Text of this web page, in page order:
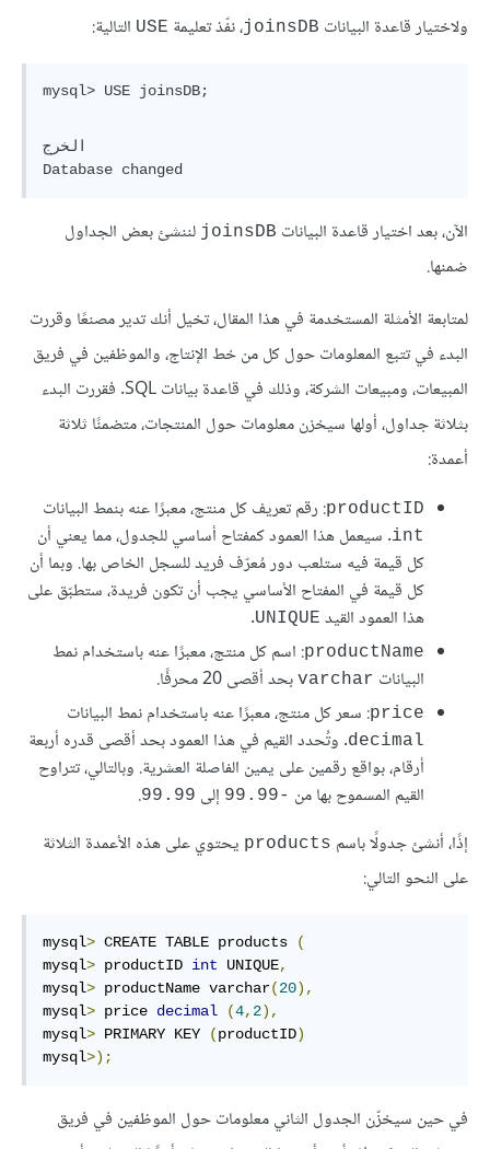
ولاختيار قاعدة البيانات joinsDB، نفّذ تعليمة USE التالية:
الخرج
الآن، بعد اختيار قاعدة البيانات joinsDB لننشئ بعض الجداول
ضمنها.
لمتابعة الأمثلة المستخدمة في هذا المقال، تخيل أنك تدير مصنعًا وقررت
البدء في تتبع المعلومات حول كل من خط الإنتاج، والموظفين في فريق
المبيعات، ومبيعات الشركة، وذلك في قاعدة بيانات SQL. فقررت البدء
بثلاثة جداول، أولها سيخزن معلومات حول المنتجات، متضمنًا ثلاثة
أعمدة:
productID: رقم تعريف كل منتج، معبرًا عنه بنمط البيانات
int. سيعمل هذا العمود كمفتاح أساسي للجدول، مما يعني أن
كل قيمة فيه ستلعب دور مُعرّف فريد للسجل الخاص بها. وبما أن
كل قيمة في المفتاح الأساسي يجب أن تكون فريدة، ستطبّق على
هذا العمود القيد UNIQUE
.
productName: اسم كل منتج، معبرًا عنه باستخدام نمط
البيانات varchar بحد أقصى 20 محرفًا.
price: سعر كل منتج، معبرًا عنه باستخدام نمط البيانات
decimal. وتُحدد القيم في هذا العمود بحد أقصى قدره أربعة
أرقام، بواقع رقمين على يمين الفاصلة العشرية. وبالتالي، تتراوح
القيم المسموح بها من -99.99 إلى 99.99
.
إذًا، أنشئ جدولًا باسم products يحتوي على هذه الأعمدة الثلاثة
على النحو التالي:
mysql> CREATE TABLE products
(
mysql> productID int UNIQUE,
mysql> productName varchar(20),
mysql> price decimal (4, 2),
mysql> PRIMARY KEY (productID)
mysql>);
في حين سيخزّن الجدول الثاني معلومات حول الموظفين في فريق